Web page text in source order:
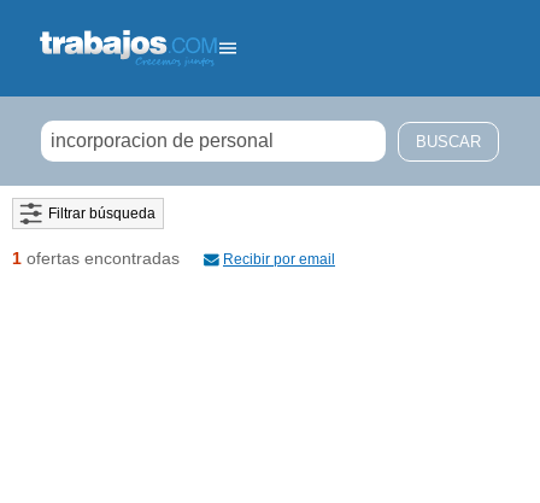
Filtrar búsqueda
1 ofertas encontradas Recibir por email